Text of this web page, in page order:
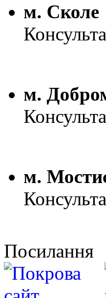
м. Сколе
м.
м.
Посилання